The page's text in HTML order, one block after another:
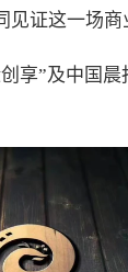
证这一场商
享”及中国晨